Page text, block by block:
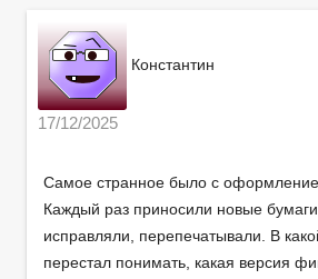
Константин
17/12/2025
Самое странное было с
Каждый раз приносили новые
исправляли, перепечатывали. В
перестал понимать, какая версия